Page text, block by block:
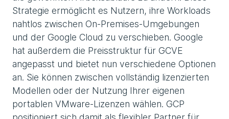
Strategie ermöglicht es Nutzern, ihre Workloads
nahtlos zwischen On-Premises-Umgebungen
und der Google Cloud zu verschieben. Google
hat außerdem die Preisstruktur für GCVE
angepasst und bietet nun verschiedene Optionen
an. Sie können zwischen vollständig lizenzierten
Modellen oder der Nutzung Ihrer eigenen
portablen VMware-Lizenzen wählen. GCP